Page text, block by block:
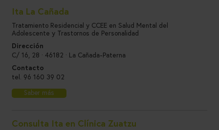
Ita La Cañada
Tratamiento Residencial y CCEE en Salud Mental del
Adolescente y Trastornos de Personalidad
Dirección
C/ 16, 28 · 46182 · La Cañada-Paterna
Contacto
tel. 96 160 39 02
Saber más
Consulta Ita en Clínica Zuatzu